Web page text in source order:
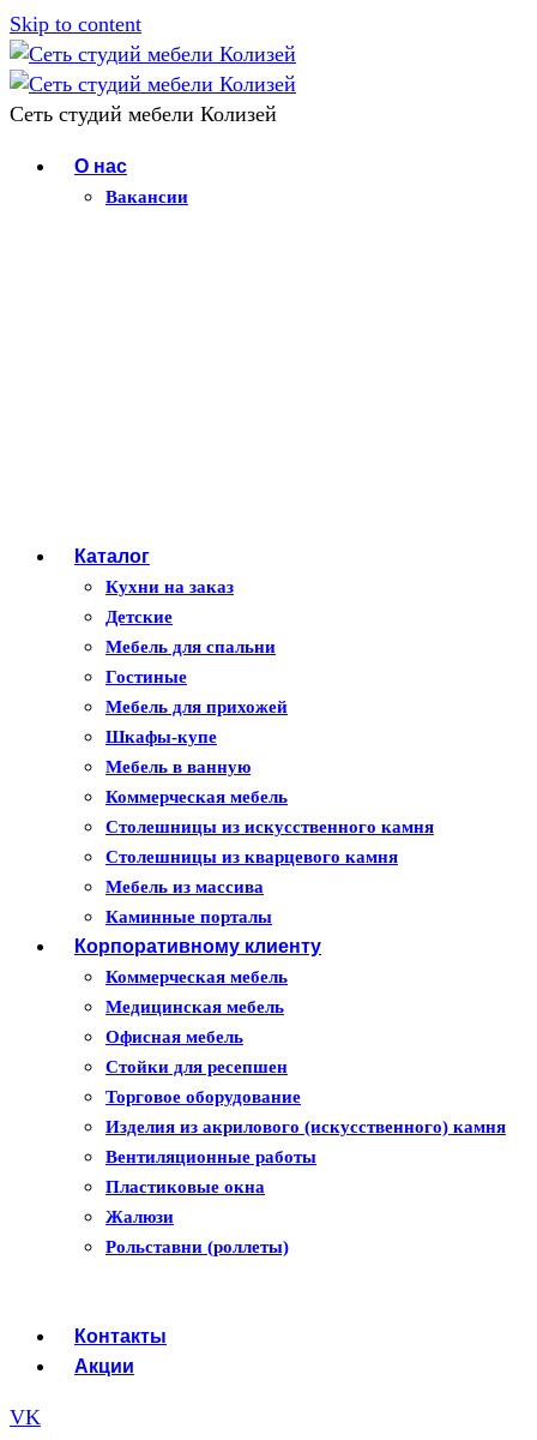
Skip to content
Сеть студий мебели Колизей
О нас
Вакансии
Каталог
Кухни на заказ
Детские
Мебель для спальни
Гостиные
Мебель для прихожей
Шкафы-купе
Мебель в ванную
Коммерческая мебель
Столешницы из искусственного камня
Столешницы из кварцевого камня
Мебель из массива
Каминные порталы
Камины Dimplex
Искусственный камень White Hills
Балконы ПВХ
Пластиковые окна
Жалюзи
Рулонные шторы
Корпоративному клиенту
Коммерческая мебель
Медицинская мебель
Офисная мебель
Стойки для ресепшен
Торговое оборудование
Изделия из акрилового (искусственного) камня
Вентиляционные работы
Пластиковые окна
Жалюзи
Рольставни (роллеты)
Контакты
Акции
VK